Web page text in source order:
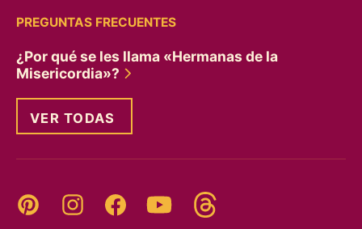
PREGUNTAS FRECUENTES
¿Por qué se les llama «Hermanas de la
Misericordia»?
VER TODAS
Pinterest InstagramFacebookYouTube